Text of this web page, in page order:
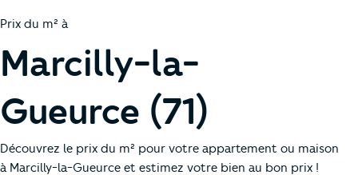
Prix du m² à
Marcilly-la-
Gueurce (71)
Découvrez le prix du m² pour votre appartement ou maison
à Marcilly-la-Gueurce et estimez votre bien au bon prix !